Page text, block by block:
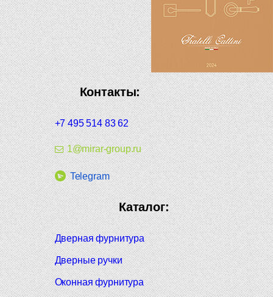
Контакты:
+7 495 514 83 62
1@mirar-group.ru
Telegram
Каталог:
Дверная фурнитура
Дверные ручки
Оконная фурнитура